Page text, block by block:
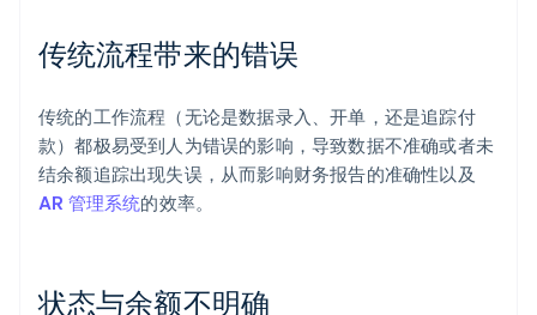
传统流程带来的错误
传统的工作流程（无论是数据录入、开单，还是追踪付
款）都极易受到人为错误的影响，导致数据不准确或者未
结余额追踪出现失误，从而影响财务报告的准确性以及
AR 管理系统的效率。
状态与余额不明确